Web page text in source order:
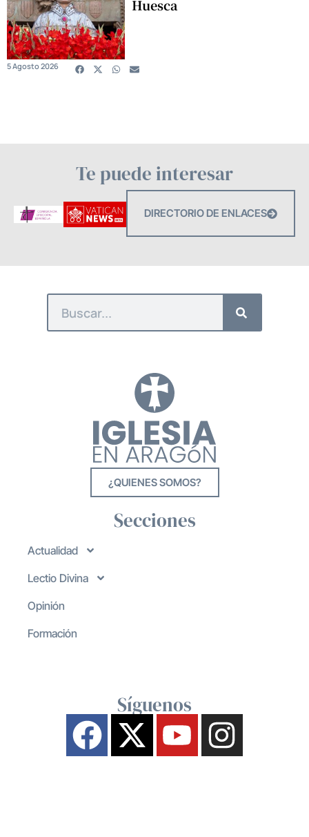
Huesca
5 Agosto 2026
Te puede interesar
DIRECTORIO DE ENLACES
¿QUIENES SOMOS?
Secciones
Actualidad
Lectio Divina
Opinión
Formación
Síguenos